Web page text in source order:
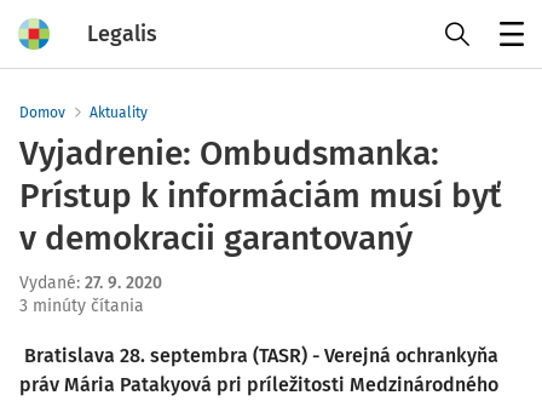
Legalis
Domov Aktuality
Vyjadrenie: Ombudsmanka:
Prístup k informáciám musí byť
v demokracii garantovaný
Vydané: 27. 9. 2020
3 minúty čítania
Bratislava 28. septembra (TASR) - Verejná ochrankyňa
práv Mária Patakyová pri príležitosti Medzinárodného